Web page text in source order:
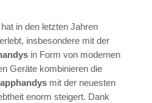
hat in den letzten Jahren
insbesondere mit der
in Form von modernen
Geräte kombinieren die
mit der neuesten
enorm steigert. Dank